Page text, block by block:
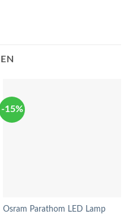
-15%
Osram Parathom LED Lamp